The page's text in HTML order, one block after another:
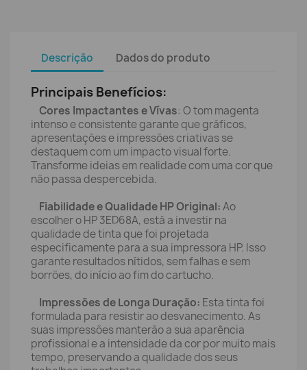
Descrição Dados do produto
Principais Benefícios:
Cores Impactantes e Vívas: O tom magenta
intenso e consistente garante que gráficos,
apresentações e impressões criativas se
destaquem com um impacto visual forte.
Transforme ideias em realidade com uma cor que
não passa despercebida.
Fiabilidade e Qualidade HP Original:Ao
escolher o HP 3ED68A, está a investir na
qualidade de tinta que foi projetada
especificamente para a sua impressora HP. Isso
garante resultados nítidos, sem falhas e sem
borrões, do início ao fim do cartucho.
Impressões de Longa Duração: Esta tinta foi
formulada para resistir ao desvanecimento. As
suas impressões manterão a sua aparência
profissional e a intensidade da cor por muito mais
tempo, preservando a qualidade dos seus